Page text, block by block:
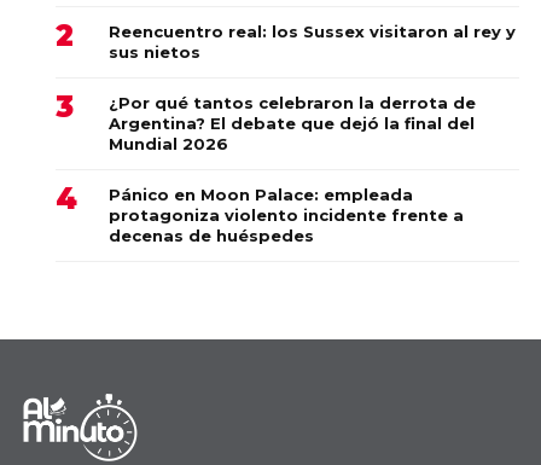
Reencuentro real: los Sussex visitaron al rey y
sus nietos
¿Por qué tantos celebraron la derrota de
Argentina? El debate que dejó la final del
Mundial 2026
Pánico en Moon Palace: empleada
protagoniza violento incidente frente a
decenas de huéspedes